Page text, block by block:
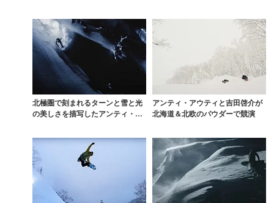
北極圏で刻まれるターンと雪と光
の美しさを描写したアンティ・ア
アンティ・アウティと吉田啓介が
北海道＆北欧のパウダーで競演